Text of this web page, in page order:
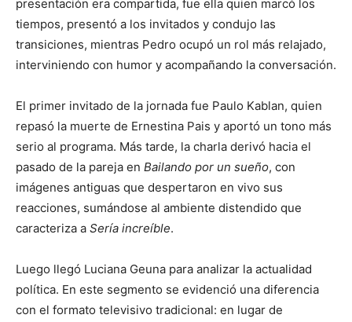
presentación era compartida, fue ella quien marcó los
tiempos, presentó a los invitados y condujo las
transiciones, mientras Pedro ocupó un rol más relajado,
interviniendo con humor y acompañando la conversación.
El primer invitado de la jornada fue Paulo Kablan, quien
repasó la muerte de Ernestina Pais y aportó un tono más
serio al programa. Más tarde, la charla derivó hacia el
pasado de la pareja en Bailando por un sueño, con
imágenes antiguas que despertaron en vivo sus
reacciones, sumándose al ambiente distendido que
caracteriza a Sería increíble.
Luego llegó Luciana Geuna para analizar la actualidad
política. En este segmento se evidenció una diferencia
con el formato televisivo tradicional: en lugar de